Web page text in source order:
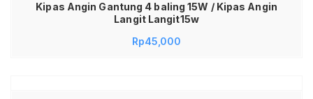
Kipas Angin Gantung 4 baling 15W / Kipas Angin
Langit Langit15w
Rp45,000